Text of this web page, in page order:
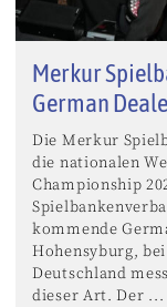
Merkur
German
Die Merkur
die nationalen
Championship
kommende
Hohensyburg,
Deutschland
dieser Art. Der ...